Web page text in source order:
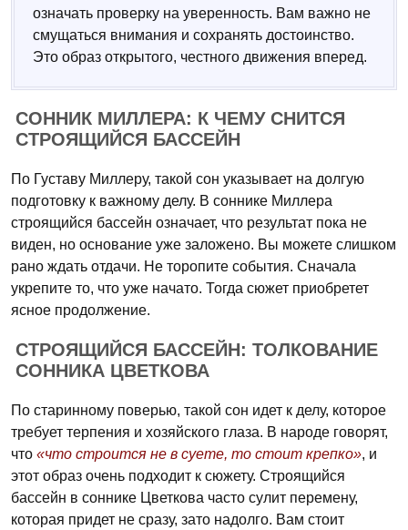
означать проверку на уверенность. Вам важно не
смущаться внимания и сохранять достоинство.
Это образ открытого, честного движения вперед.
СОННИК МИЛЛЕРА: К ЧЕМУ СНИТСЯ
СТРОЯЩИЙСЯ БАССЕЙН
По Густаву Миллеру, такой сон указывает на долгую
подготовку к важному делу. В соннике Миллера
строящийся бассейн означает, что результат пока не
виден, но основание уже заложено. Вы можете слишком
рано ждать отдачи. Не торопите события. Сначала
укрепите то, что уже начато. Тогда сюжет приобретет
ясное продолжение.
СТРОЯЩИЙСЯ БАССЕЙН: ТОЛКОВАНИЕ
СОННИКА ЦВЕТКОВА
По старинному поверью, такой сон идет к делу, которое
требует терпения и хозяйского глаза. В народе говорят,
что «что строится не в суете, то стоит крепко», и
этот образ очень подходит к сюжету. Строящийся
бассейн в соннике Цветкова часто сулит перемену,
которая придет не сразу, зато надолго. Вам стоит